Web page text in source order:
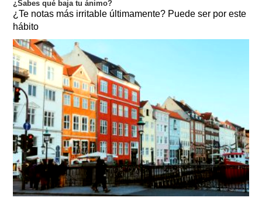
¿Sabes qué baja tu ánimo?
¿Te notas más irritable últimamente? Puede ser por este
hábito